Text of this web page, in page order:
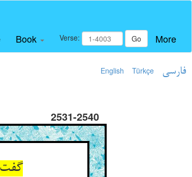
Book Verse: Go More
English Türkçe فارسی
2531-2540
گفت دیدید آن قضا مبرم شده ست ** صورت اومید را گردن زده ست‌‌